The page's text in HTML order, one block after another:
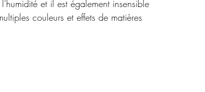
et il est également insensible
couleurs et effets de matières